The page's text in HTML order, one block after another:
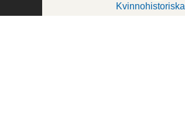
Kvinnohistoriska